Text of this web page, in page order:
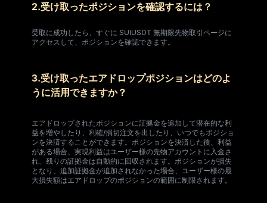
2.受け取ったポジションを確認するには？
受取に成功したら、すぐに SUIUSDT 無期限先物取引ページに
アクセスして、ポジションを確認できます。
3.受け取ったエアドロップポジションはどのよ
うに活用できますか？
エアドロップされたポジションに証拠金を追加して潜在的な利
益を増やしたり、利確/損切注文を出したり、いつでもポジショ
ンを決済することができます。ポジションを決済した後、利益
がある場合、実現利益はユーザー様の先物アカウントに入金さ
れ、残りの証拠金は自動的に回収されます。ポジションが損失
となり、追加証拠金が追加されなかった場合、ユーザー様の最
大損失額はエアドロップのポジションの範囲に制限されます。